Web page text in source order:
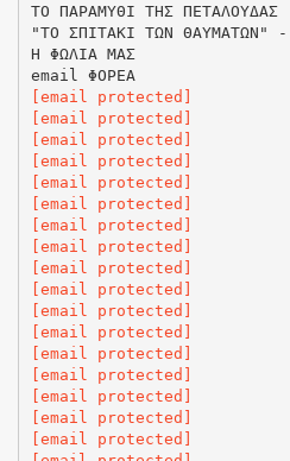
ΤΟ ΠΑΡΑΜΥΘΙ ΤΗΣ ΠΕΤΑΛΟΥΔΑΣ
"ΤΟ ΣΠΙΤΑΚΙ ΤΩΝ ΘΑΥΜΑΤΩΝ" -
Η ΦΩΛΙΑ ΜΑΣ
[email protected]
[email protected]
[email protected]
[email protected]
[email protected]
[email protected]
[email protected]
[email protected]
[email protected]
[email protected]
[email protected]
[email protected]
[email protected]
[email protected]
[email protected]
[email protected]
[email protected]